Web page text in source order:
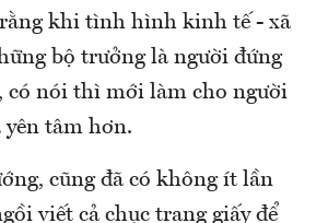
khi tình hình kinh tế - xã
bộ trưởng là người đứng
có nói thì mới làm cho người
tâm hơn.
cũng đã có không ít lần
viết cả chục trang giấy để